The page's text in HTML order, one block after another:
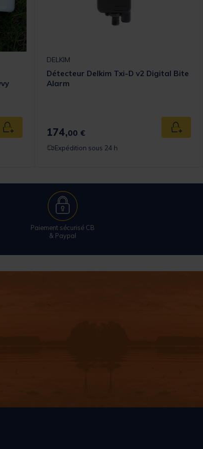
Ajouter au panier
DELKIM
Détecteur Delkim Txi-D v2 Digital Bite
Alarm
174,00 € Ajouter
Expédition sous 24 h
Paiement sécurisé CB
& Paypal